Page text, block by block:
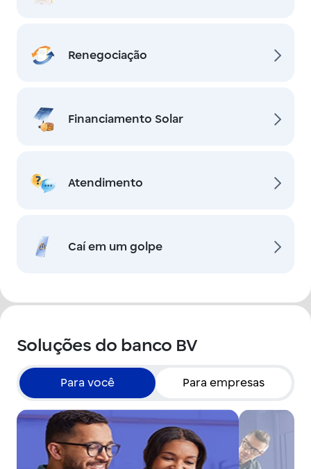
Renegociação
Financiamento Solar
Atendimento
Caí em um golpe
Soluções do banco BV
Para você Para empresas